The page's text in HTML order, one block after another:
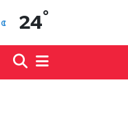
24°